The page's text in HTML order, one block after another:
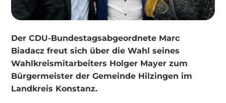
Der CDU-Bundestagsabgeordnete Marc
Biadacz freut sich über die Wahl seines
Wahlkreismitarbeiters Holger Mayer zum
Bürgermeister der Gemeinde Hilzingen im
Landkreis Konstanz.